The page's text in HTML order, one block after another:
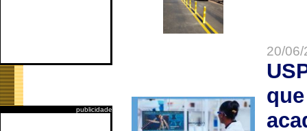
publicidade
20/